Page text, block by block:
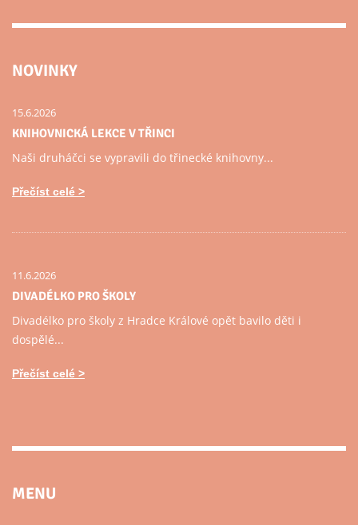
NOVINKY
15.6.2026
KNIHOVNICKÁ LEKCE V TŘINCI
Naši druháčci se vypravili do třinecké knihovny...
Přečíst celé
11.6.2026
DIVADÉLKO PRO ŠKOLY
Divadélko pro školy z Hradce Králové opět bavilo děti i
dospělé...
Přečíst celé
MENU